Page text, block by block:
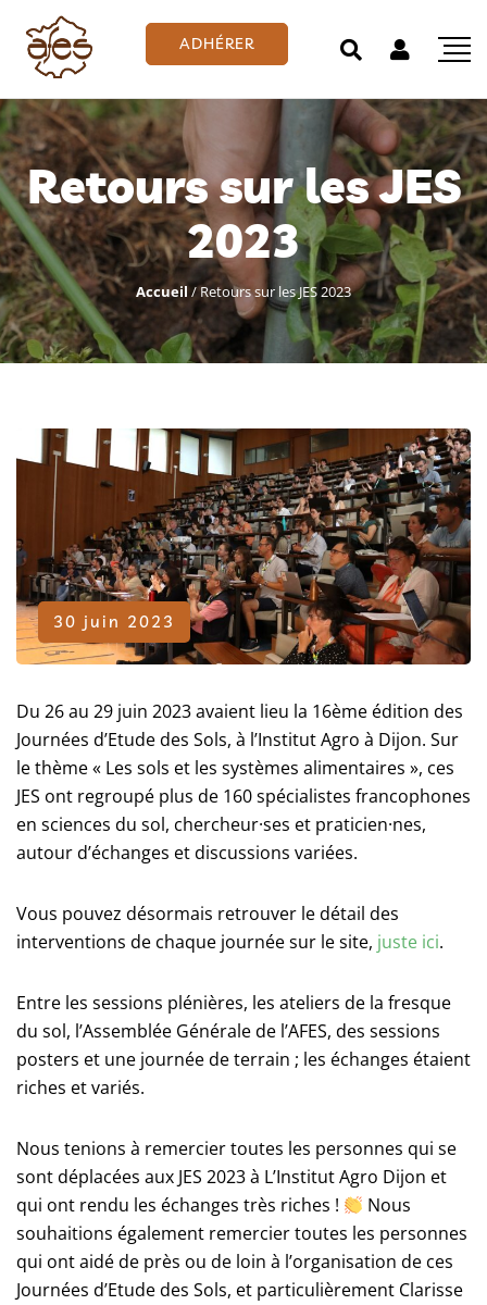
ADHÉRER
Retours sur les JES
2023
Accueil /Retours sur les JES 2023
30 juin 2023
Du 26 au 29 juin 2023 avaient lieu la 16ème édition des
Journées d’Etude des Sols, à l’Institut Agro à Dijon. Sur
le thème « Les sols et les systèmes alimentaires », ces
JES ont regroupé plus de 160 spécialistes francophones
en sciences du sol, chercheur·ses et praticien·nes,
autour d’échanges et discussions variées.
Vous pouvez désormais retrouver le détail des
interventions de chaque journée sur le site, juste ici.
Entre les sessions plénières, les ateliers de la fresque
du sol, l’Assemblée Générale de l’AFES, des sessions
posters et une journée de terrain ; les échanges étaient
riches et variés.
Nous tenions à remercier toutes les personnes qui se
sont déplacées aux JES 2023 à L’Institut Agro Dijon et
qui ont rendu les échanges très riches !
Nous
souhaitions également remercier toutes les personnes
qui ont aidé de près ou de loin à l’organisation de ces
Journées d’Etude des Sols, et particulièrement Clarisse